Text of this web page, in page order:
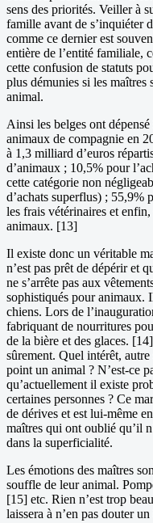
sens des priorités. Veiller à
famille avant de s’inquiéter
comme ce dernier est
entière de l’entité familiale,
cette confusion de statuts
plus démunies si les maîtres
animal.
Ainsi les belges ont
animaux de compagnie en
à 1,3 milliard d’euros
d’animaux ; 10,5% pour
cette catégorie non
d’achats superflus) ; 55,9%
les frais vétérinaires et
animaux. [13]
Il existe donc un véritable
n’est pas prêt de dépérir et
ne s’arrête pas aux
sophistiqués pour animaux.
chiens. Lors de
fabriquant de nourritures
de la bière et des glaces.
sûrement. Quel intérêt,
point un animal ? N’est-ce
qu’actuellement il existe
certaines personnes ? Ce
de dérives et est lui-même
maîtres qui ont oublié qu’il
dans la superficialité.
Les émotions des maîtres
souffle de leur animal.
[15] etc. Rien n’est trop
laissera à n’en pas douter